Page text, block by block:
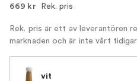
669 kr Rek. pris
Rek. pris är ett av leverantören
marknaden och är inte vårt
vit